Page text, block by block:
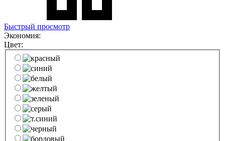
Быстрый просмотр
Экономия:
Цвет: